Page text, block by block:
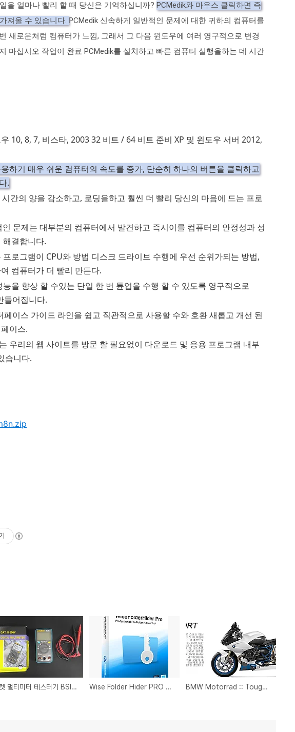
을 얼마나 빨리 할 때 당신은 기억하십니까? PCMedik와 마우스 클릭하면 즉
져올 수 있습니다. PCMedik 신속하게 일반적인 문제에 대한 귀하의 컴퓨터를
새로운처럼 컴퓨터가 느낌, 그래서 그 다음 윈도우에 여러 영구적으로 변경
마십시오 작업이 완료 PCMedik를 설치하고 빠른 컴퓨터 실행을하는 데 시간
10, 8, 7, 비스타, 2003 32 비트 / 64 비트 준비 XP 및 윈도우 서버 2012,
하기 매우 쉬운 컴퓨터의 속도를 증가, 단순히 하나의 버튼을 클릭하고
.
간의 양을 감소하고, 로딩을하고 훨씬 더 빨리 당신의 마음에 드는 프로
문제는 대부분의 컴퓨터에서 발견하고 즉시이를 컴퓨터의 안정성과 성
해결합니다.
로그램이 CPU와 방법 디스크 드라이브 수행에 우선 순위가되는 방법,
컴퓨터가 더 빨리 만든다.
을 향상 할 수있는 단일 한 번 튠업을 수행 할 수 있도록 영구적으로
들어집니다.
이스 가이드 라인을 쉽고 직관적으로 사용할 수와 호환 새롭고 개선 된
이스.
우리의 웹 사이트를 방문 할 필요없이 다운로드 및 응용 프로그램 내부
습니다.
포켓 멀티미터 테스터기 BSIDE ZT101 Multimeter 6000 을 하나 구입했다 Wise Folder Hider PRO 3.41 BMW Motorrad :: Tough and Smooth